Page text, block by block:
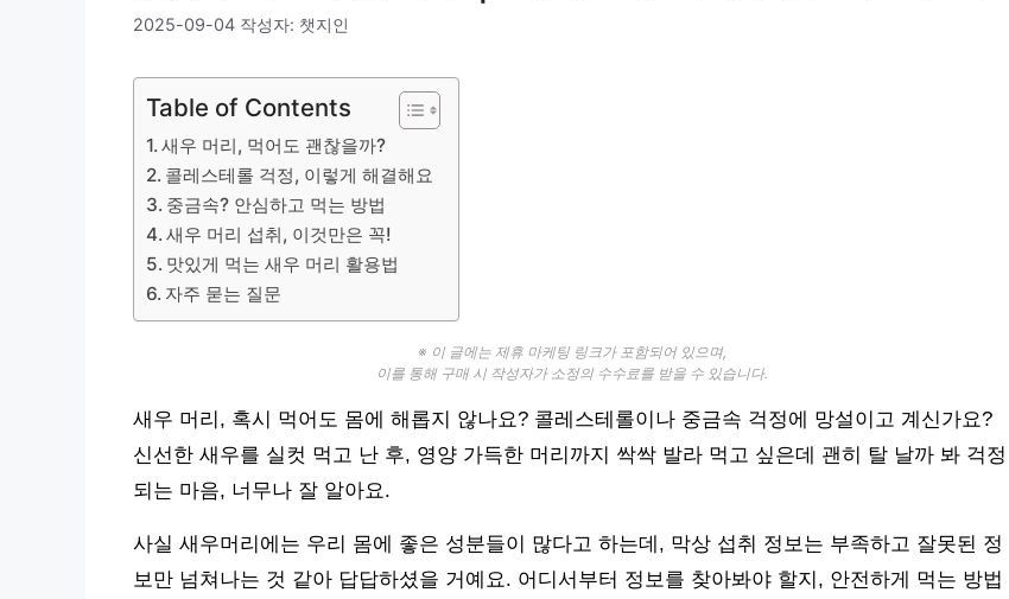
2025-09-04 작성자: 챗지인
Table of Contents
새우 머리, 먹어도 괜찮을까?
콜레스테롤 걱정, 이렇게 해결해요
중금속? 안심하고 먹는 방법
새우 머리 섭취, 이것만은 꼭!
맛있게 먹는 새우 머리 활용법
자주 묻는 질문
※ 이 글에는 제휴 마케팅 링크가 포함되어 있으며,
이를 통해 구매 시 작성자가 소정의 수수료를 받을 수 있습니다.
새우 머리, 혹시 먹어도 몸에 해롭지 않나요? 콜레스테롤이나 중금속 걱정에 망설이고 계신가요?
신선한 새우를 실컷 먹고 난 후, 영양 가득한 머리까지 싹싹 발라 먹고 싶은데 괜히 탈 날까 봐 걱정
되는 마음, 너무나 잘 알아요.
사실 새우머리에는 우리 몸에 좋은 성분들이 많다고 하는데, 막상 섭취 정보는 부족하고 잘못된 정
보만 넘쳐나는 것 같아 답답하셨을 거예요. 어디서부터 정보를 찾아봐야 할지, 안전하게 먹는 방법